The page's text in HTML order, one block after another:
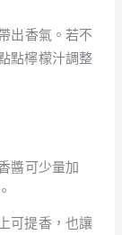
出香氣。若不
點檸檬汁調整
醬可少量加
可提香，也讓